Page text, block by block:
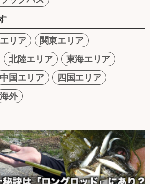
リア
関東エリア
北陸エリア
東海エリア
中国エリア
四国エリア
海外